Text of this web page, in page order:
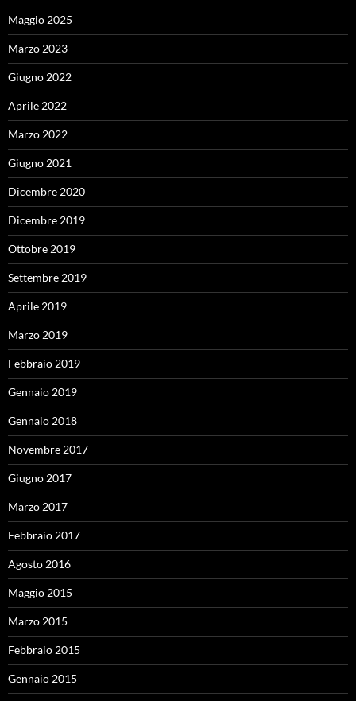
Maggio 2025
Marzo 2023
Giugno 2022
Aprile 2022
Marzo 2022
Giugno 2021
Dicembre 2020
Dicembre 2019
Ottobre 2019
Settembre 2019
Aprile 2019
Marzo 2019
Febbraio 2019
Gennaio 2019
Gennaio 2018
Novembre 2017
Giugno 2017
Marzo 2017
Febbraio 2017
Agosto 2016
Maggio 2015
Marzo 2015
Febbraio 2015
Gennaio 2015